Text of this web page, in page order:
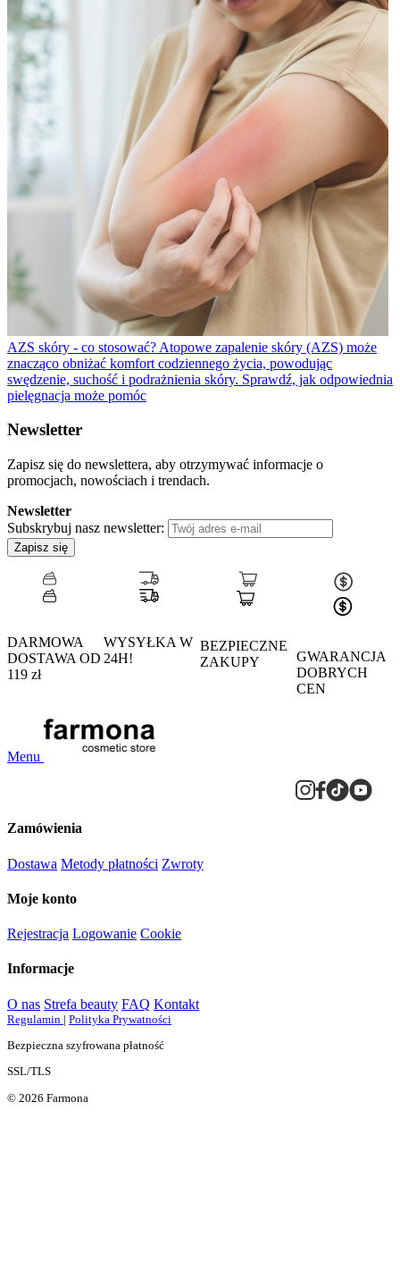
AZS skóry - co stosować? Atopowe zapalenie skóry (AZS) może
znacząco obniżać komfort codziennego życia, powodując
swędzenie, suchość i podrażnienia skóry. Sprawdź, jak odpowiednia
pielęgnacja może pomóc
Newsletter
Zapisz się do newslettera, aby otrzymywać informacje o
promocjach, nowościach i trendach.
Newsletter
Subskrybuj nasz newsletter:
Zapisz się
DARMOWA
DOSTAWA OD
119 zł
WYSYŁKA W
24H!
BEZPIECZNE
ZAKUPY
GWARANCJA
DOBRYCH
CEN
Menu
Zamówienia
Dostawa Metody płatności Zwroty
Moje konto
Rejestracja Logowanie Cookie
Informacje
O nas Strefa beauty FAQ Kontakt
Regulamin | Polityka Prywatności
Bezpieczna szyfrowana płatność
SSL/TLS
© 2026 Farmona